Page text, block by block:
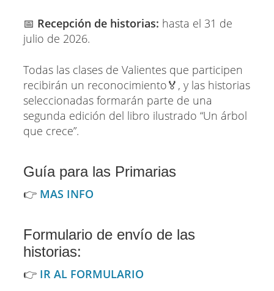
📅 Recepción de historias: hasta el 31 de
julio de 2026.
Todas las clases de Valientes que participen
recibirán un reconocimiento🏅, y las historias
seleccionadas formarán parte de una
segunda edición del libro ilustrado “Un árbol
que crece”.
Guía para las Primarias
👉 MAS INFO
Formulario de envío de las
historias:
👉 IR AL FORMULARIO